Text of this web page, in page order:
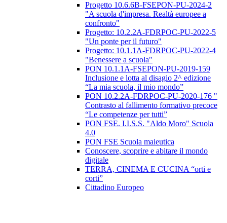
Progetto 10.6.6B-FSEPON-PU-2024-2
"A scuola d'impresa. Realtà europee a
confronto"
Progetto: 10.2.2A-FDRPOC-PU-2022-5
"Un ponte per il futuro"
Progetto: 10.1.1A-FDRPOC-PU-2022-4
"Benessere a scuola"
PON 10.1.1A-FSEPON-PU-2019-159
Inclusione e lotta al disagio 2^ edizione
“La mia scuola, il mio mondo”
PON 10.2.2A-FDRPOC-PU-2020-176 "
Contrasto al fallimento formativo precoce
“Le competenze per tutti”
PON FSE. I.I.S.S. "Aldo Moro" Scuola
4.0
PON FSE Scuola maieutica
Conoscere, scoprire e abitare il mondo
digitale
TERRA, CINEMA E CUCINA “orti e
corti”
Cittadino Europeo